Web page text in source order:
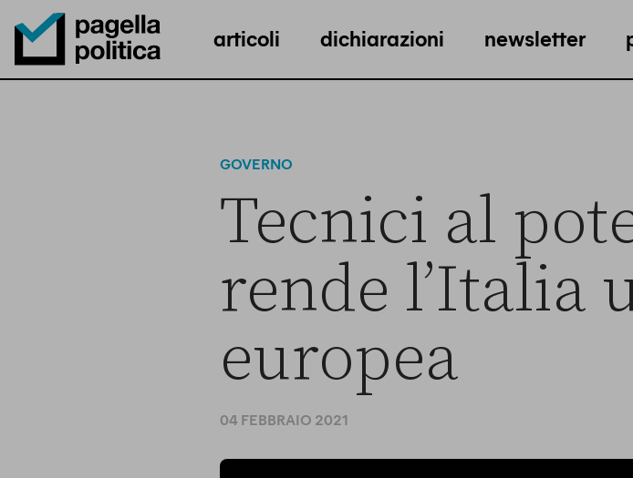
Pagella Politica Logo
articoli dichiarazioni newsletter
GOVERNO
Tecnici al
rende l’Italia
europea
04 FEBBRAIO 2021